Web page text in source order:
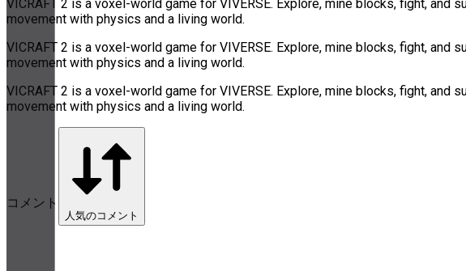
VICRAFT 2 is a voxel-world game for VIVERSE. Explore, mine blocks, fight, and
movement with physics and a living world.
VICRAFT 2 is a voxel-world game for VIVERSE. Explore, mine blocks, fight, and
movement with physics and a living world.
VICRAFT 2 is a voxel-world game for VIVERSE. Explore, mine blocks, fight, and
movement with physics and a living world.
コメント
人気のコメント